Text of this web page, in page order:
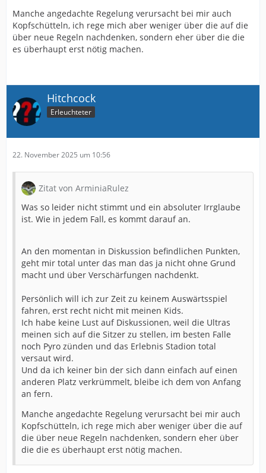
Manche angedachte Regelung verursacht bei mir auch
Kopfschütteln, ich rege mich aber weniger über die auf die
über neue Regeln nachdenken, sondern eher über die die
es überhaupt erst nötig machen.
Hitchcock
Erleuchteter
22. November 2025 um 10:56
Zitat von ArminiaRulez
Was so leider nicht stimmt und ein absoluter Irrglaube
ist. Wie in jedem Fall, es kommt darauf an.
An den momentan in Diskussion befindlichen Punkten,
geht mir total unter das man das ja nicht ohne Grund
macht und über Verschärfungen nachdenkt.
Persönlich will ich zur Zeit zu keinem Auswärtsspiel
fahren, erst recht nicht mit meinen Kids.
Ich habe keine Lust auf Diskussionen, weil die Ultras
meinen sich auf die Sitzer zu stellen, im besten Falle
noch Pyro zünden und das Erlebnis Stadion total
versaut wird.
Und da ich keiner bin der sich dann einfach auf einen
anderen Platz verkrümmelt, bleibe ich dem von Anfang
an fern.
Manche angedachte Regelung verursacht bei mir auch
Kopfschütteln, ich rege mich aber weniger über die auf
die über neue Regeln nachdenken, sondern eher über
die die es überhaupt erst nötig machen.